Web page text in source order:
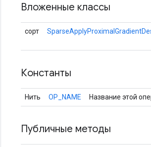
Вложенные классы
сорт
Константы
Нить OP_NAME Название этой
Публичные методы